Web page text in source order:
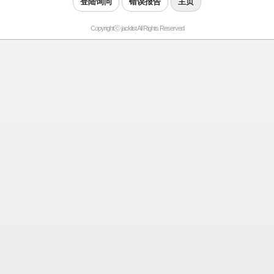
登陆询问 错误报告 主页
Copyrightⓒ jacklist All Rights Reserved